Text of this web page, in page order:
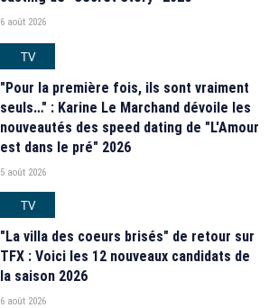
6 août 2026
TV
"Pour la première fois, ils sont vraiment
seuls…" : Karine Le Marchand dévoile les
nouveautés des speed dating de "L'Amour
est dans le pré" 2026
5 août 2026
TV
"La villa des coeurs brisés" de retour sur
TFX : Voici les 12 nouveaux candidats de
la saison 2026
6 août 2026